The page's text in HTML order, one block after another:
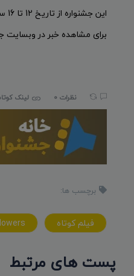
این جشنواره از تاریخ 12 تا 16 سپتامبر 2024 برگزار خواهد شد.
برای مشاهده خبر در وبسایت
نظرات 0 لینک
برچسب ها:
فیلم کوتاه
پست های مرتبط